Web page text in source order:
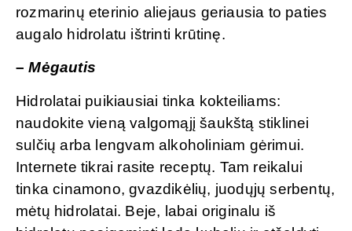
rozmarinų eterinio aliejaus geriausia to paties
augalo hidrolatu ištrinti krūtinę.
–Mėgautis
Hidrolatai puikiausiai tinka kokteiliams:
naudokite vieną valgomąjį šaukštą stiklinei
sulčių arba lengvam alkoholiniam gėrimui.
Internete tikrai rasite receptų. Tam reikalui
tinka cinamono, gvazdikėlių, juodųjų serbentų,
mėtų hidrolatai. Beje, labai originalu iš